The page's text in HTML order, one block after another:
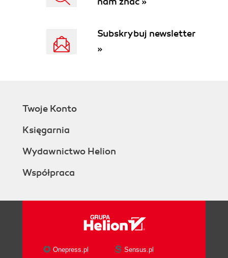
Subskrybuj newsletter
»
Twoje Konto
Księgarnia
Wydawnictwo Helion
Współpraca
Onepress.pl Sensus.pl